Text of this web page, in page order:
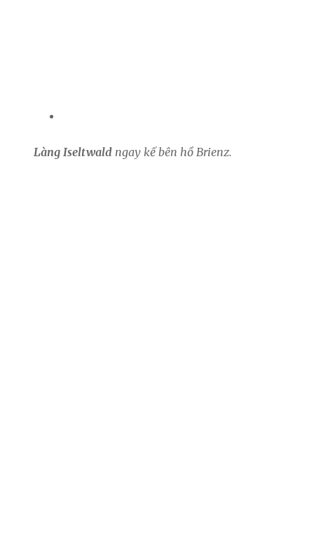
Làng Iseltwald ngay kế bên hồ Brienz.